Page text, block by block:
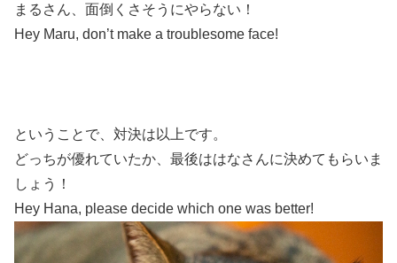
まるさん、面倒くさそうにやらない！
Hey Maru, don’t make a troublesome face!
ということで、対決は以上です。
どっちが優れていたか、最後ははなさんに決めてもらいま
しょう！
Hey Hana, please decide which one was better!